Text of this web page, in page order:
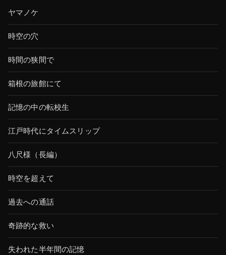
ヤマノケ
時空の穴
時間の狭間で
箱根の旅館にて
記憶の中の転校生
江戸時代にタイムスリップ
八尺様（長編）
時空を超えて
過去への通話
奇跡的な救い
失われた半年間の記憶